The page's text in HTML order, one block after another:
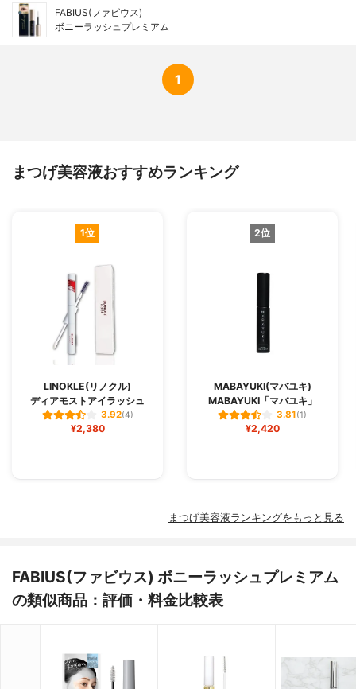
FABIUS(ファビウス)
ボニーラッシュプレミアム
1
まつげ美容液おすすめランキング
1位
LINOKLE(リノクル)
ディアモストアイラッシュ
3.92(4)
¥2,380
2位
MABAYUKI(マバユキ)
MABAYUKI「マバユキ」
3.81(1)
¥2,420
まつげ美容液ランキングをもっと見る
FABIUS(ファビウス) ボニーラッシュプレミアム
の類似商品：評価・料金比較表